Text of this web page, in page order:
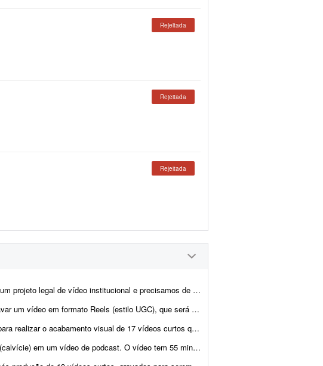
Rejeitada
Rejeitada
Rejeitada
e precisamos de alguém que dê conta de umas 3 frentes: - Trechos feitos com IA ...
UGC), que será utilizado como anúncio patrocinado no Instagram. O ...
vídeos curtos que serão utilizados na montagem de criativos para redes sociais. O material está organizado...
O vídeo tem 55 minutos. A câmera é fixa e a entrada aparece sempre do lado esquerdo da t...